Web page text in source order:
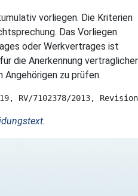
vorliegen. Die Kriterien
Das Vorliegen
oder Werkvertrages ist
die Anerkennung vertraglicher
Angehörigen zu prüfen.
RV/7102378/2013,